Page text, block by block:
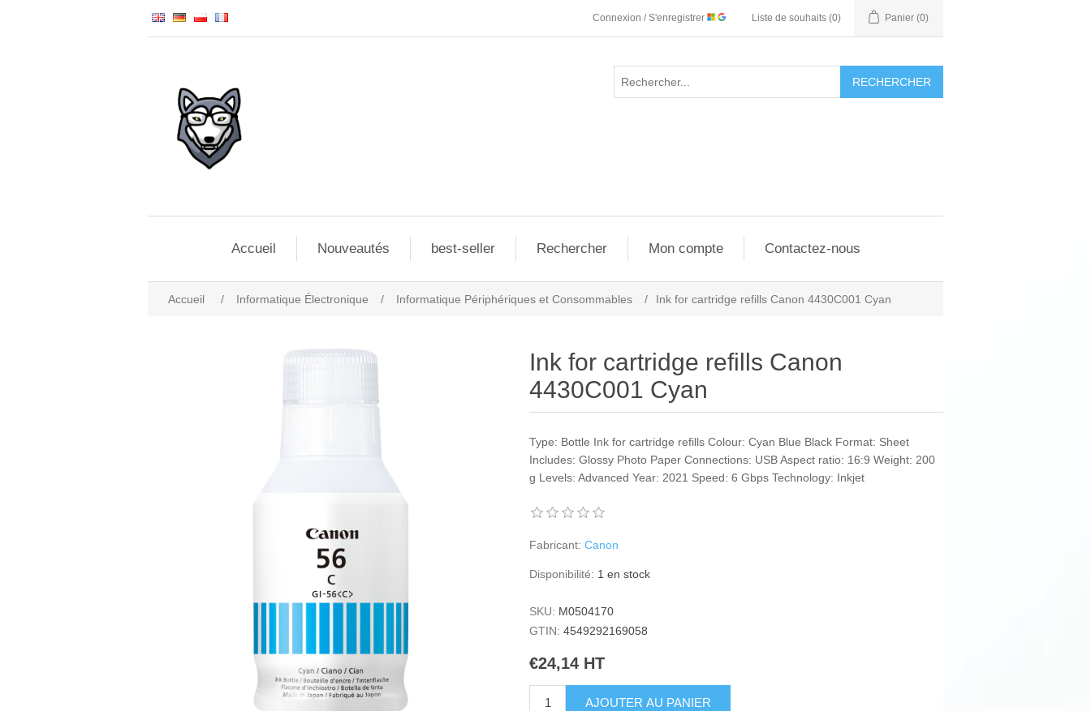
Connexion / S'enregistrer Liste de souhaits (0) Panier (0)
RECHERCHER
Accueil Nouveautés best-seller Rechercher Mon compte Contactez-nous
Accueil / Informatique Électronique / Informatique Périphériques et Consommables / Ink for cartridge refills Canon 4430C001 Cyan
Ink for cartridge refills Canon
4430C001 Cyan
Type: Bottle Ink for cartridge refills Colour: Cyan Blue Black Format: Sheet
Includes: Glossy Photo Paper Connections: USB Aspect ratio: 16:9 Weight: 200
g Levels: Advanced Year: 2021 Speed: 6 Gbps Technology: Inkjet
Fabricant: Canon
Disponibilité: 1 en stock
SKU: M0504170
GTIN: 4549292169058
€24,14 HT
AJOUTER AU PANIER